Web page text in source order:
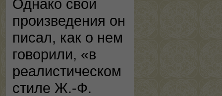
Однако свои
произведения он
писал, как о нем
говорили, «в
реалистическом
стиле Ж.-Ф.